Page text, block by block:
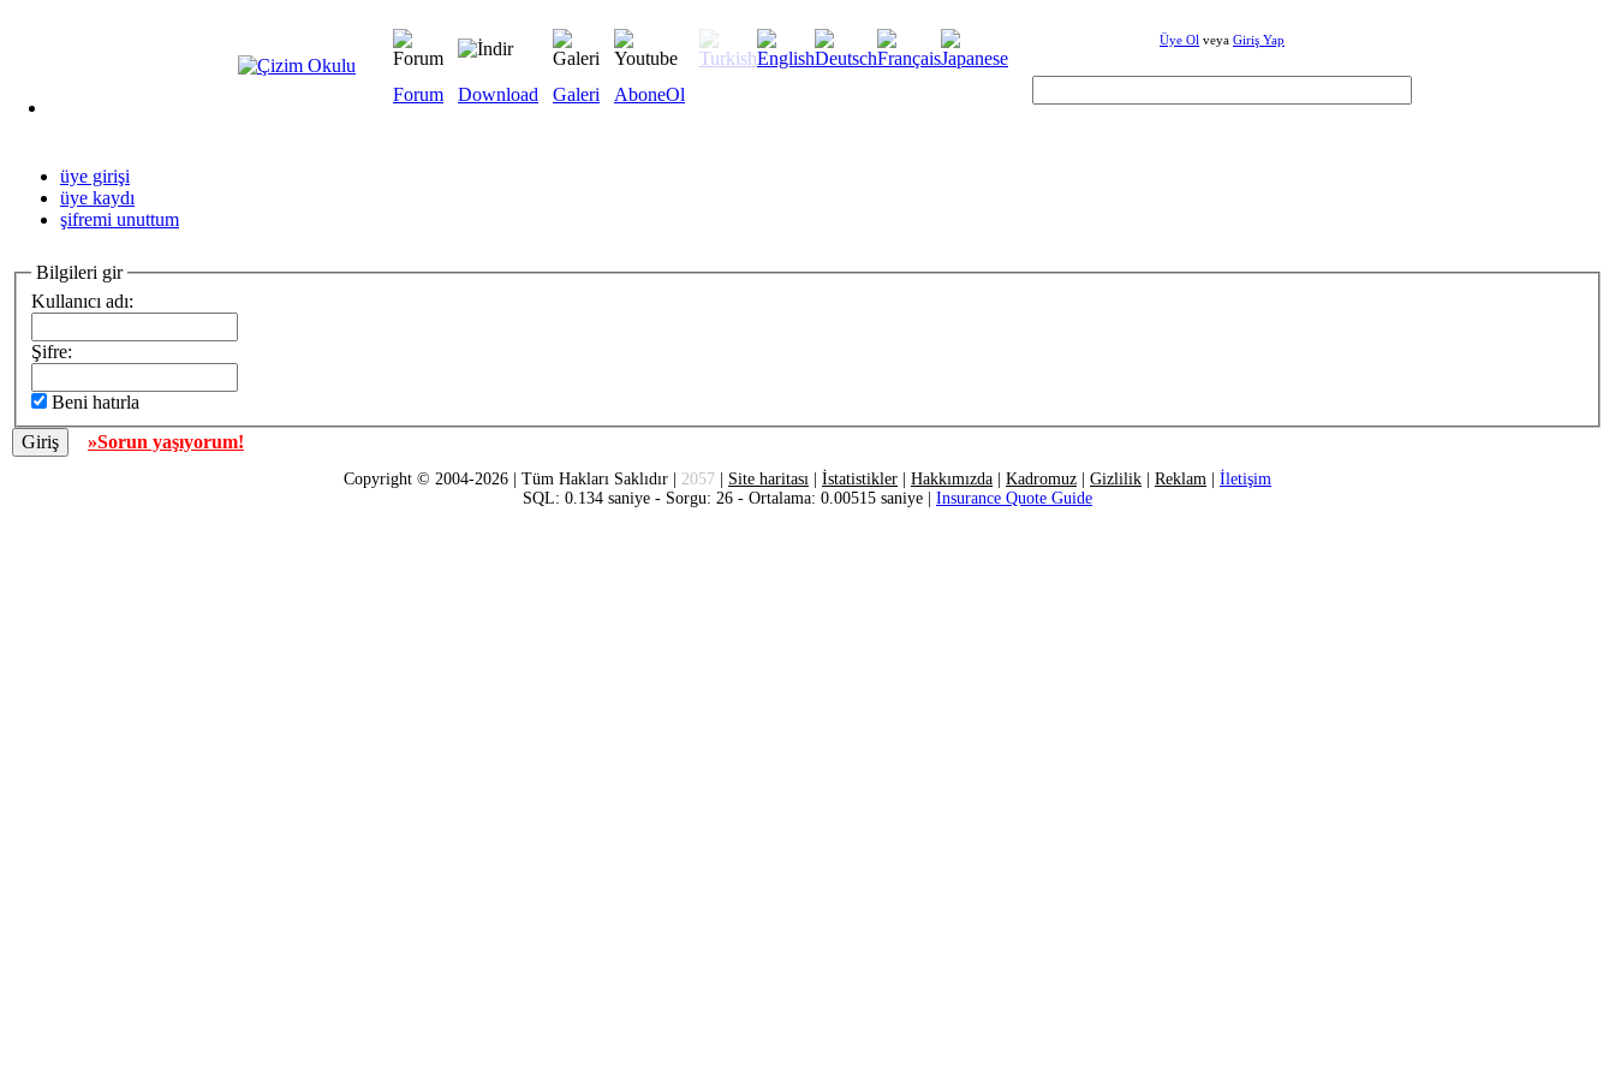
Forum Download Galeri AboneOl
Üye Ol veya Giriş Yap
üye girişi
üye kaydı
şifremi unuttum
Bilgileri gir
Kullanıcı adı:
Şifre:
Beni hatırla
»Sorun yaşıyorum!
Copyright © 2004-2026 | Tüm Hakları Saklıdır | 2057 | Site haritası | İstatistikler | Hakkımızda | Kadromuz | Gizlilik | Reklam | İletişim
SQL: 0.134 saniye - Sorgu: 26 - Ortalama: 0.00515 saniye | Insurance Quote Guide